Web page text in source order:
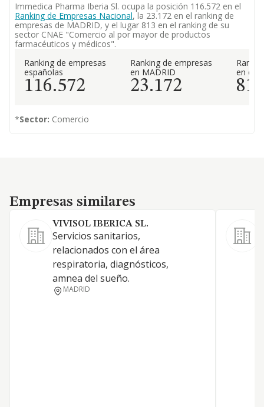
Immedica Pharma Iberia Sl. ocupa la posición 116.572 en el
Ranking de Empresas Nacional, la 23.172 en el ranking de
empresas de MADRID, y el lugar 813 en el ranking de su
sector CNAE "Comercio al por mayor de productos
farmacéuticos y médicos".
Ranking de empresas
españolas
116.572
Ranking de empresas
en MADRID
23.172
en el
813
*Sector: Comercio
Empresas similares
Empresas similares
VIVISOL IBERICA SL.
Servicios sanitarios,
relacionados con el área
respiratoria, diagnósticos,
amnea del sueño.
MADRID